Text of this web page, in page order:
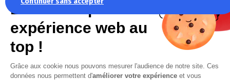
La recette pour une
expérience web au
top !
Grâce aux cookie nous pouvons mesurer l'audience de notre site. Ces
données nous permettent d'améliorer votre expérience et vous